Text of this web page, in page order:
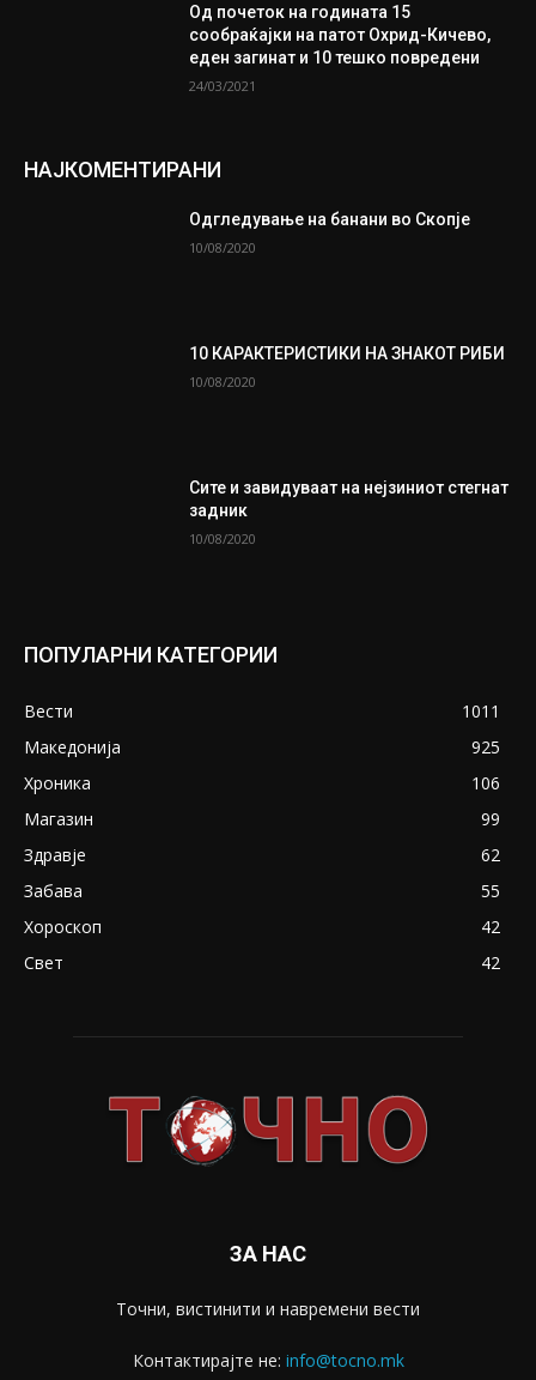
Од почеток на годината 15
сообраќајки на патот Охрид-Кичево,
еден загинат и 10 тешко повредени
24/03/2021
НАЈКОМЕНТИРАНИ
Одгледување на банани во Скопје
10/08/2020
10 КАРАКТЕРИСТИКИ НА ЗНАКОТ РИБИ
10/08/2020
Сите и завидуваат на нејзиниот стегнат
задник
10/08/2020
ПОПУЛАРНИ КАТЕГОРИИ
Вести
1011
Македонија
925
Хроника
106
Магазин
99
Здравје
62
Забава
55
Хороскоп
42
Свет
42
ЗА НАС
Точни, вистинити и навремени вести
Контактирајте не: info@tocno.mk